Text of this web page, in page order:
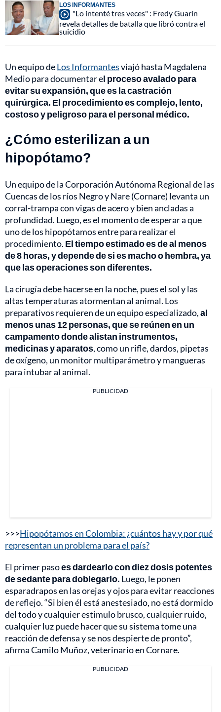
LOS INFORMANTES
"Lo intenté tres veces" : Fredy Guarín
revela detalles de batalla que libró contra el
suicidio
Un equipo deLos Informantesviajó hasta Magdalena
Medio para documentar el proceso avalado para
evitar su expansión, que es la castración
quirúrgica. El procedimiento es complejo, lento,
costoso y peligroso para el personal médico.
¿Cómo esterilizan a un
hipopótamo?
Un equipo de la Corporación Autónoma Regional de las
Cuencas de los ríos Negro y Nare (Cornare) levanta un
corral-trampa con vigas de acero y bien ancladas a
profundidad. Luego, es el momento de esperar a que
uno de los hipopótamos entre para realizar el
procedimiento. El tiempo estimado es de al menos
de 8 horas, y depende de si es macho o hembra, ya
que las operaciones son diferentes.
La cirugía debe hacerse en la noche, pues el sol y las
altas temperaturas atormentan al animal. Los
preparativos requieren de un equipo especializado,al
menos unas 12 personas, que se reúnen en un
campamento donde alistan instrumentos,
medicinas y aparatos, como un rifle, dardos, pipetas
de oxígeno, un monitor multiparámetro y mangueras
para intubar al animal.
PUBLICIDAD
>>>Hipopótamos en Colombia: ¿cuántos hay y por qué
representan un problema para el país?
El primer pasoes dardearlo con diez dosis potentes
de sedante para doblegarlo. Luego, le ponen
esparadrapos en las orejas y ojos para evitar reacciones
de reflejo. “Si bien él está anestesiado, no está dormido
del todo y cualquier estimulo brusco, cualquier ruido,
cualquier luz puede hacer que su sistema tome una
reacción de defensa y se nos despierte de pronto”,
afirma Camilo Muñoz, veterinario en Cornare.
PUBLICIDAD